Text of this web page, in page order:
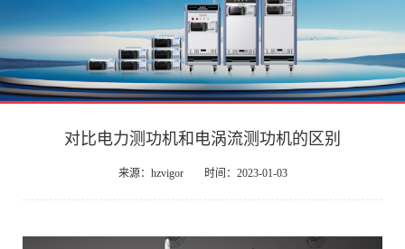
对比电力测功机和电涡流测功机的区别
来源：hzvigor 时间：2023-01-03